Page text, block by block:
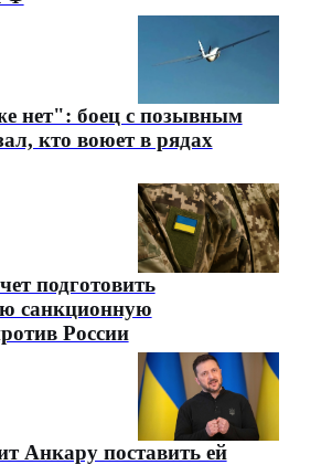
нет": боец с позывным
кто воюет в рядах
подготовить
санкционную
России
Анкару поставить ей